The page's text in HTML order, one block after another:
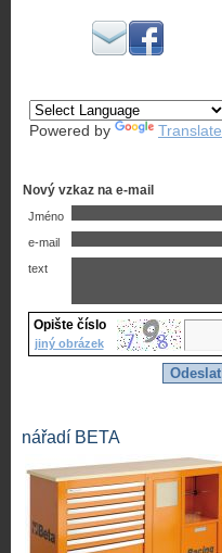
Powered by Translate
Nový vzkaz na e-mail
Jméno
e-mail
text
Opište číslo
jiný obrázek
nářadí BETA